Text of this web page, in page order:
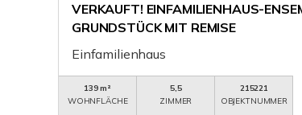
VERKAUFT! EINFAMILIENHAUS-
GRUNDSTÜCK MIT REMISE
Einfamilienhaus
139 m²
WOHNFLÄCHE
5,5
ZIMMER
215221
OBJEKTNUMMER